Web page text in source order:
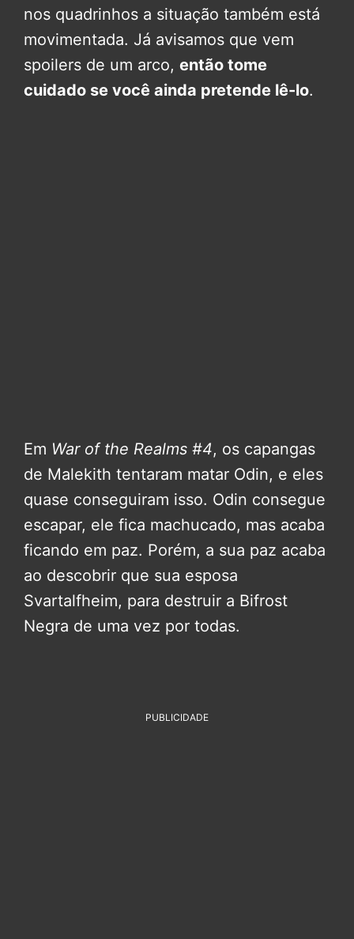
nos quadrinhos a situação também está
movimentada. Já avisamos que vem
spoilers de um arco, então tome
cuidado se você ainda pretende lê-lo.
Em War of the Realms #4, os capangas
de Malekith tentaram matar Odin, e eles
quase conseguiram isso. Odin consegue
escapar, ele fica machucado, mas acaba
ficando em paz. Porém, a sua paz acaba
ao descobrir que sua esposa
Svartalfheim, para destruir a Bifrost
Negra de uma vez por todas.
PUBLICIDADE